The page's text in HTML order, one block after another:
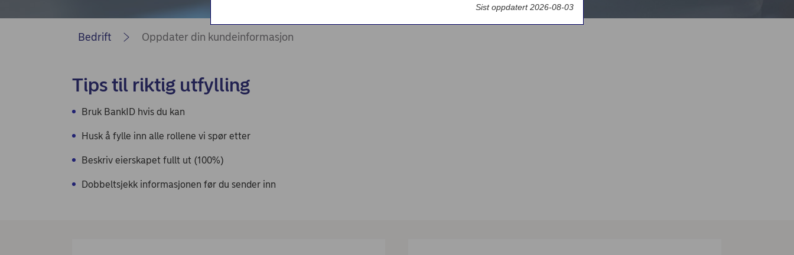
Bedrift Oppdater din kundeinformasjon
Tips til riktig utfylling
Bruk BankID hvis du kan
Husk å fylle inn alle rollene vi spør etter
Beskriv eierskapet fullt ut (100%)
Dobbeltsjekk informasjonen før du sender inn
Sist oppdatert 2026-08-03